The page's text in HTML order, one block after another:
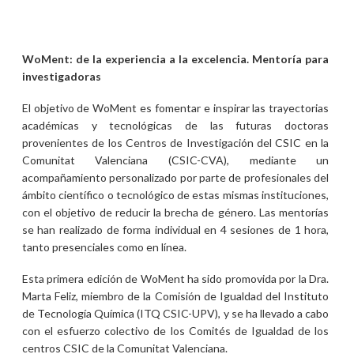
WoMent: de la experiencia a la excelencia. Mentoría para
investigadoras
El objetivo de WoMent es fomentar e inspirar las trayectorias
académicas y tecnológicas de las futuras doctoras
provenientes de los Centros de Investigación del CSIC en la
Comunitat Valenciana (CSIC-CVA), mediante un
acompañamiento personalizado por parte de profesionales del
ámbito científico o tecnológico de estas mismas instituciones,
con el objetivo de reducir la brecha de género. Las mentorías
se han realizado de forma individual en 4 sesiones de 1 hora,
tanto presenciales como en línea.
Esta primera edición de WoMent ha sido promovida por la Dra.
Marta Feliz, miembro de la Comisión de Igualdad del Instituto
de Tecnología Química (ITQ CSIC-UPV), y se ha llevado a cabo
con el esfuerzo colectivo de los Comités de Igualdad de los
centros CSIC de la Comunitat Valenciana.